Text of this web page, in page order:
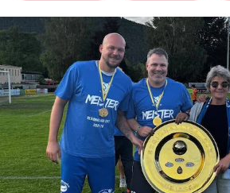
bookmark
search
Suchbegriff
eingeben
© Krone Multimedia GmbH & Co KG 2026
Muthgasse 2, 1190 Wien